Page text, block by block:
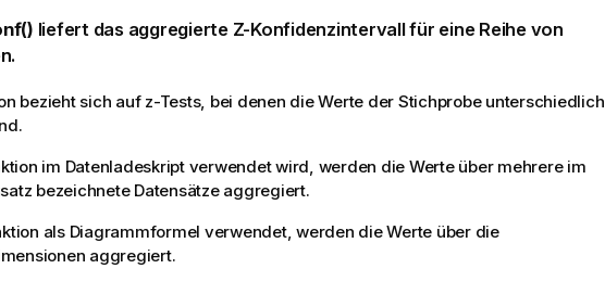
liefert das aggregierte Z-Konfidenzintervall für eine Reihe von
bezieht sich auf z-Tests, bei denen die Werte der Stichprobe unterschiedlich
im Datenladeskript verwendet wird, werden die Werte über mehrere im
bezeichnete Datensätze aggregiert.
als Diagrammformel verwendet, werden die Werte über die
aggregiert.